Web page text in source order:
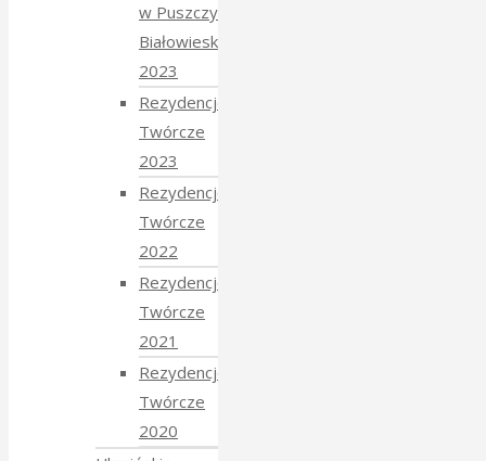
w Puszczy
Białowieskiej
2023
Rezydencje
Twórcze
2023
Rezydencje
Twórcze
2022
Rezydencje
Twórcze
2021
Rezydencje
Twórcze
2020